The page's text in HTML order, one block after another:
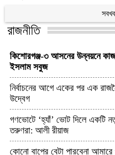
রাজনীতি
কিশোরগঞ্জ-৩ আসনের উন্নয়নে
ইসলাম সবুজ
নির্বাচনের আগে একের পর এক
উদ্বেগ
গণভোটে ‘হ্যাঁ’ ভোট দিলে একটি
তরুণরা: আলী রীয়াজ
কোনো বাপের বেটা পারবেনা আমারে